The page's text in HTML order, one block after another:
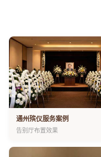
通州殡仪服务案例
告别厅布置效果